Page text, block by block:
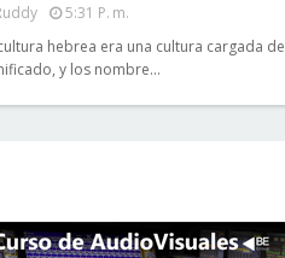
5:31 P. M.
hebrea era una cultura cargada de
y los nombre…